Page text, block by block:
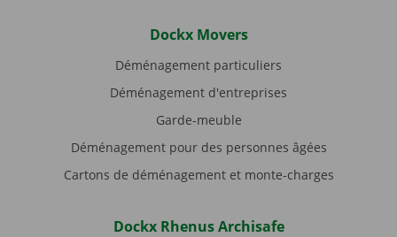
Dockx Movers
Déménagement particuliers
Déménagement d'entreprises
Garde-meuble
Déménagement pour des personnes âgées
Cartons de déménagement et monte-charges
Dockx Rhenus Archisafe